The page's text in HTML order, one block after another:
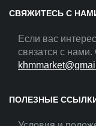
СВЯЖИТЕСЬ С
Если вас
связатся с
ПОЛЕЗНЫЕ